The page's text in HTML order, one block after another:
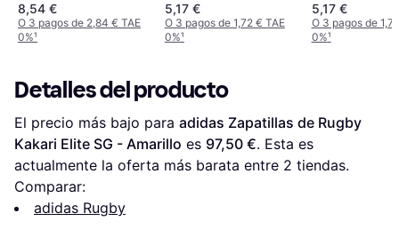
8,54 €
O 3 pagos de 2,84 € TAE
0%¹
5,17 €
O 3 pagos de 1,72 € TAE
0%¹
5,17 €
O 3 pagos de
0%¹
Detalles del producto
El precio más bajo para adidas Zapatillas de Rugby
Kakari Elite SG - Amarillo es 97,50 €. Esta es
actualmente la oferta más barata entre 2 tiendas.
Comparar:
adidas Rugby